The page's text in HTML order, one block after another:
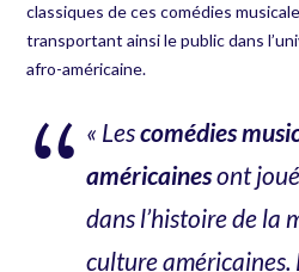
classiques de ces comédies
transportant ainsi le public dans
afro-américaine.
« Lescomédies
américainesont
dans l’histoire de la
culture